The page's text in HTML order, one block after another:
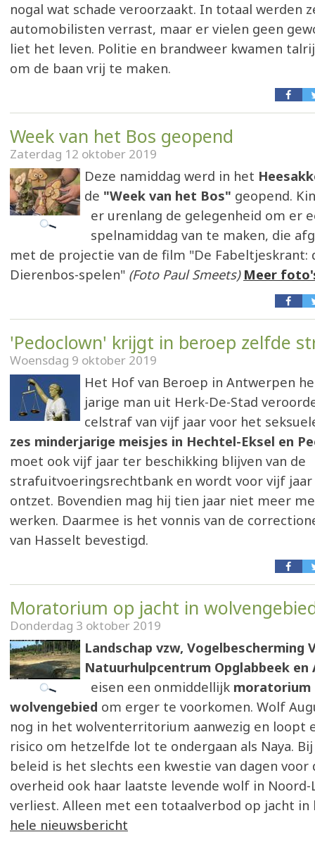
nogal wat schade veroorzaakt. In totaal werden
automobilisten verrast, maar er vielen geen
liet het leven. Politie en brandweer kwamen
om de baan vrij te maken.
Week van het Bos geopend
Zaterdag 12 oktober 2019
Deze namiddag werd in het
de "Week van het Bos" geopend.
er urenlang de gelegenheid om er
spelnamiddag van te maken, die
met de projectie van de film "De Fabeltjeskrant:
Dierenbos-spelen" (Foto Paul Smeets) Meer
'Pedoclown' krijgt in beroep zelfde
Woensdag 9 oktober 2019
Het Hof van Beroep in Antwerpen
jarige man uit Herk-De-Stad
celstraf van vijf jaar voor het
zes minderjarige meisjes in Hechtel-Eksel en
moet ook vijf jaar ter beschikking blijven van de
strafuitvoeringsrechtbank en wordt voor vijf
ontzet. Bovendien mag hij tien jaar niet meer
werken. Daarmee is het vonnis van de
van Hasselt bevestigd.
Moratorium op jacht in
Donderdag 3 oktober 2019
Landschap vzw, Vogelbescherming
Natuurhulpcentrum Opglabbeek en
eisen een onmiddellijk moratorium
wolvengebied om erger te voorkomen. Wolf
nog in het wolventerritorium aanwezig en loopt
risico om hetzelfde lot te ondergaan als Naya.
beleid is het slechts een kwestie van dagen voor
overheid ook haar laatste levende wolf in
verliest. Alleen met een totaalverbod op jacht
hele nieuwsbericht